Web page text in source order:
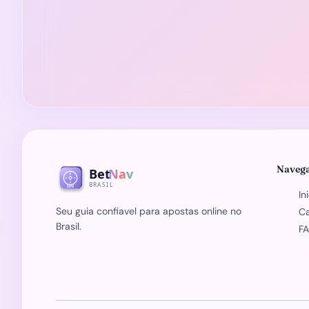
Seu guia confiavel para apostas online no
Brasil.